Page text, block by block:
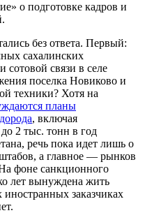
о подготовке кадров и
без ответа. Первый:
сахалинских
связи в селе
поселка Новиково и
техники? Хотя на
планы
, включая
2 тыс. тонн в год
речь пока идет лишь о
а главное — рынков
фоне санкционного
лет вынуждена жить
заказчиках